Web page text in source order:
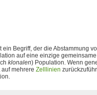
ein Begriff, der die Abstammung
auf eine einzige
klonalen) Population. Wenn
mehrere Zelllinien